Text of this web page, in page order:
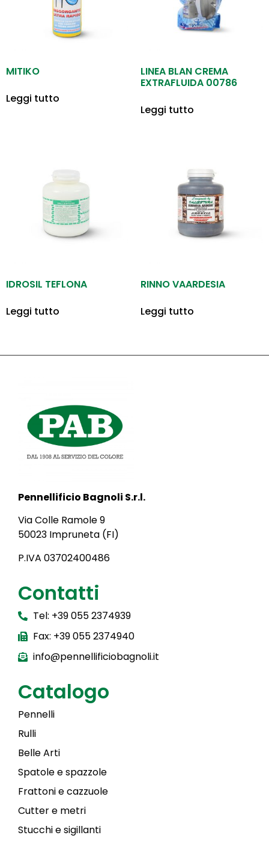
MITIKO
Leggi tutto
LINEA BLAN CREMA
EXTRAFLUIDA 00786
Leggi tutto
IDROSIL TEFLONA
Leggi tutto
RINNO VAARDESIA
Leggi tutto
Pennellificio Bagnoli S.r.l.
Via Colle Ramole 9
50023 Impruneta (FI)
P.IVA 03702400486
Contatti
Tel: +39 055 2374939
Fax: +39 055 2374940
info@pennellificiobagnoli.it
Catalogo
Pennelli
Rulli
Belle Arti
Spatole e spazzole
Frattoni e cazzuole
Cutter e metri
Stucchi e sigillanti